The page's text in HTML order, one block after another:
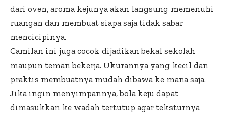
dari oven, aroma kejunya akan langsung memenuhi
ruangan dan membuat siapa saja tidak sabar
mencicipinya.
Camilan ini juga cocok dijadikan bekal sekolah
maupun teman bekerja. Ukurannya yang kecil dan
praktis membuatnya mudah dibawa ke mana saja.
Jika ingin menyimpannya, bola keju dapat
dimasukkan ke wadah tertutup agar teksturnya